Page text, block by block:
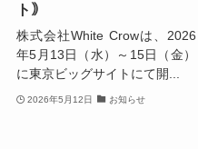
ト｠
株式会社White Crowは、2026
年5月13日（水）～15日（金）
に東京ビッグサイトにて開...
2026年5月12日 お知らせ